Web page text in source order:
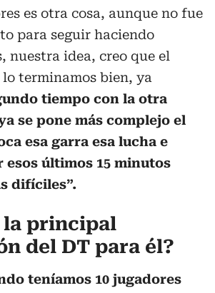
es otra cosa, aunque no fue
para seguir haciendo
nuestra idea, creo que el
terminamos bien, ya
tiempo con la otra
se pone más complejo el
esa garra esa lucha e
últimos 15 minutos
difíciles”.
la principal
del DT para él?
teníamos 10 jugadores